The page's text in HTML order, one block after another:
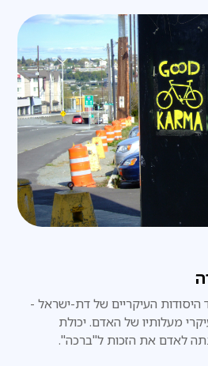
העיקריים של דת-ישראל -
מעלותיו של האדם. יכולת
לאדם את הזכות ל"ברכה".